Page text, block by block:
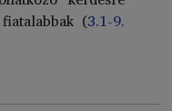
(3.1-9.